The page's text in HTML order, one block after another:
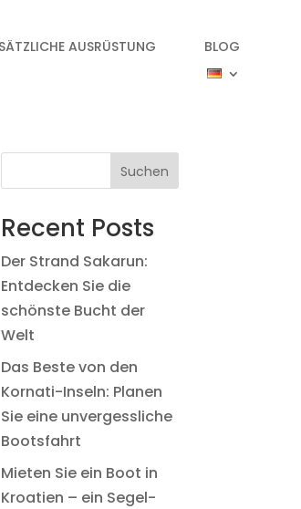
AUSRÜSTUNG
BLOG
Suchen
Recent Posts
Der Strand Sakarun:
Entdecken Sie die
schönste Bucht der
Welt
Das Beste von den
Kornati-Inseln: Planen
Sie eine unvergessliche
Bootsfahrt
Mieten Sie ein Boot in
Kroatien – ein Segel-